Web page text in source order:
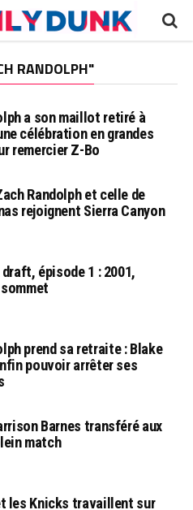
RANDOLPH"
a son maillot retiré à
célébration en grandes
remercier Z-Bo
Randolph et celle de
rejoignent Sierra Canyon
épisode 1 : 2001,
sommet
prend sa retraite : Blake
pouvoir arrêter ses
Barnes transféré aux
match
les Knicks travaillent sur